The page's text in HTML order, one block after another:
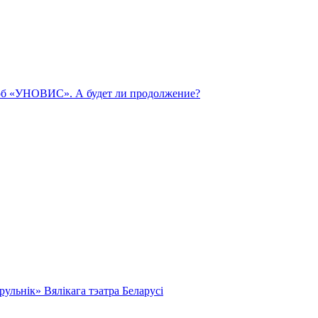
«УНОВИС». А будет ли продолжение?
Вялікага тэатра Беларусі